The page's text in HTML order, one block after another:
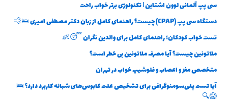
سی پپ آلمانی لوون اشتاین | تکنولوژی برتر خواب راحت
دستگاه سی پپ (CPAP) چیست؟ راهنمای کامل از زبان دکتر مصطفی امیری 🛌💨
تست خواب کودکان؛ راهنمای کامل برای والدین نگران 😴👶
ملاتونین چیست؟ آیا مصرف ملاتونین بی خطر است؟
متخصص مغز و اعصاب و فلوشیپ خواب در تهران
آیا تست پلی‌سومنوگرافی برای تشخیص علت کابوس‌های شبانه کاربرد دارد؟ 🛌
😱🔍